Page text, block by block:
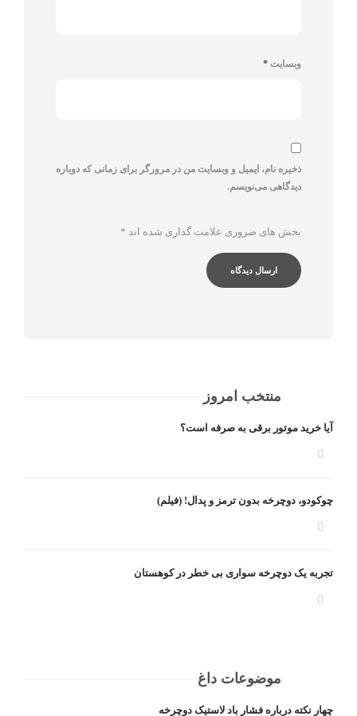
وبسایت *
ذخیره نام، ایمیل و وبسایت من در مرورگر برای زمانی که دوباره
دیدگاهی می‌نویسم.
بخش های ضروری علامت گذاری شده اند *
منتخب امروز
آیا خرید موتور برقی به صرفه است؟
چوکودو، دوچرخه بدون ترمز و پدال! (فیلم)
تجربه یک دوچرخه سواری بی خطر در کوهستان
موضوعات داغ
چهار نکته درباره فشار باد لاستیک دوچرخه